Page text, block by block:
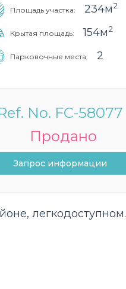
Площадь участка: 234м2
Крытая площадь: 154м2
Парковочные места: 2
No. FC-58077
Продано
Запрос информации
легкодоступном.